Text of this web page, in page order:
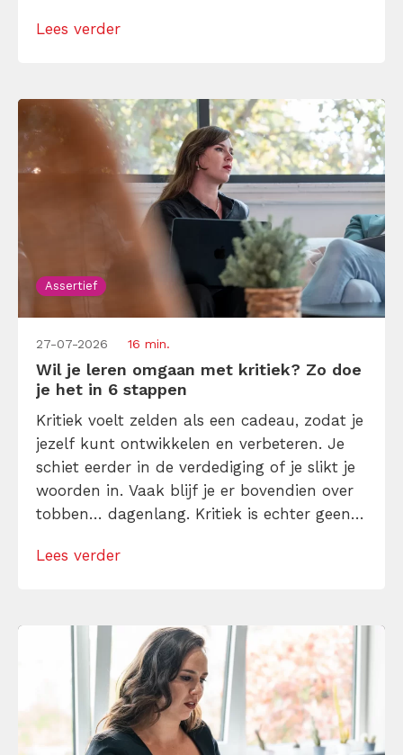
hier wat het verschil is tussen
[…]
Lees verder
Assertief
27-07-2026 16 min.
Wil je leren omgaan met kritiek? Zo doe
je het in 6 stappen
Kritiek voelt zelden als een cadeau, zodat je
jezelf kunt ontwikkelen en verbeteren. Je
schiet eerder in de verdediging of je slikt je
woorden in. Vaak blijf je er bovendien over
tobben… dagenlang. Kritiek is echter geen
mee om te gaan. Lees daarom dit artikel en
Lees verder